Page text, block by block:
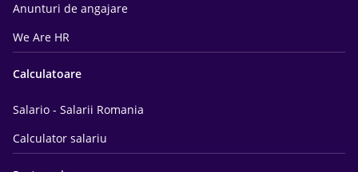
Anunturi de angajare
We Are HR
Calculatoare
Salario - Salarii Romania
Calculator salariu